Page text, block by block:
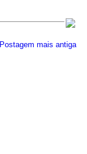
Postagem mais antiga